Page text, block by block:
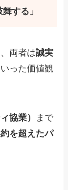
する」
両者は誠実
った価値観
協業）
まで
を超えたパ